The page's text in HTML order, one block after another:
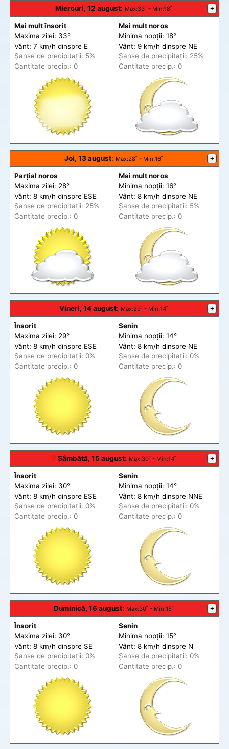
Miercuri, 12 august: Max:33˚ - Min:18˚ +
Mai mult însorit
Maxima zilei: 33°
Vânt: 7 km/h dinspre E
Șanse de precipitații: 5%
Cantitate precip.: 0
Mai mult noros
Minima nopții: 18°
Vânt: 9 km/h dinspre NE
Șanse de precipitații: 25%
Cantitate precip.: 0
Joi, 13 august: Max:28˚ - Min:16˚ +
Parțial noros
Maxima zilei: 28°
Vânt: 8 km/h dinspre ESE
Șanse de precipitații: 25%
Cantitate precip.: 0
Mai mult noros
Minima nopții: 16°
Vânt: 8 km/h dinspre NE
Șanse de precipitații: 5%
Cantitate precip.: 0
Vineri, 14 august: Max:29˚ - Min:14˚ +
Însorit
Maxima zilei: 29°
Vânt: 8 km/h dinspre ESE
Șanse de precipitații: 0%
Cantitate precip.: 0
Senin
Minima nopții: 14°
Vânt: 8 km/h dinspre NE
Șanse de precipitații: 0%
Cantitate precip.: 0
🕆 Sâmbătă, 15 august: Max:30˚ - Min:14˚ +
Însorit
Maxima zilei: 30°
Vânt: 8 km/h dinspre ESE
Șanse de precipitații: 0%
Cantitate precip.: 0
Senin
Minima nopții: 14°
Vânt: 8 km/h dinspre NNE
Șanse de precipitații: 0%
Cantitate precip.: 0
Duminică, 16 august: Max:30˚ - Min:15˚ +
Însorit
Maxima zilei: 30°
Vânt: 8 km/h dinspre SE
Șanse de precipitații: 0%
Cantitate precip.: 0
Senin
Minima nopții: 15°
Vânt: 8 km/h dinspre N
Șanse de precipitații: 0%
Cantitate precip.: 0